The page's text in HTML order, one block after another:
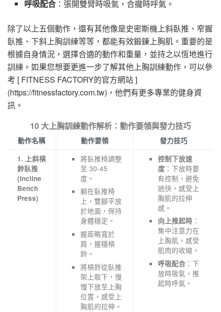
呼吸配合 ：張開雙臂時吸氣，合攏時呼氣。
除了以上五個動作，還有其他像是史密斯機上斜臥推、窄握
臥推、下斜上胸訓練等等，都能有效鍛鍊上胸肌。重要的是
根據自身情況，選擇合適的動作和重量，並持之以恆地進行
訓練。如果您想要更進一步了解其他上胸訓練動作，可以參
考 [ FITNESS FACTORY的官方網站 ]
(https://fitnessfactory.com.tw)，他們有更多專業的健身資
訊。
10 大上胸訓練動作解析：動作要領與發力技巧
動作名稱 動作要領
發力技巧
1. 上斜槓
鈴臥推
(Incline
Bench
Press)
將臥推椅調整
至 30-45
度。
躺在臥推椅
上，雙腳平放
於地面，保持
身體穩定。
握距略寬於
肩，握穩槓
鈴。
將槓鈴從臥推
架上取下，慢
慢下放至上胸
位置，感受上
胸肌的拉伸。
控制下放速
度 ：下放時要
有控制，避免
過快，感受上
胸肌的拉伸
感。
向上推起時 ：
集中注意力在
上胸肌，感受
肌肉的收縮。
呼吸配合 ：下
放時吸氣，推
起時呼氣。